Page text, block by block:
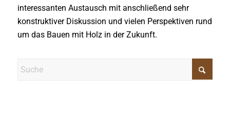
interessanten Austausch mit anschließend sehr
konstruktiver Diskussion und vielen Perspektiven rund
um das Bauen mit Holz in der Zukunft.